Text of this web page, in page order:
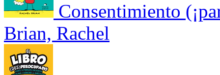
Consentimiento
Brian, Rachel